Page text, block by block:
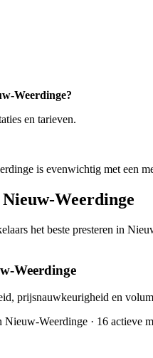
Weerdinge?
en tarieven.
is evenwichtig met een
Weerdinge
het beste presteren in
Weerdinge
prijsnauwkeurigheid en
Nieuw-Weerdinge · 16 actieve